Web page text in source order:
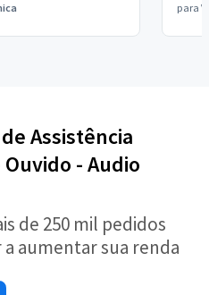
para
Assistência
- Audio
de 250 mil pedidos
aumentar sua renda